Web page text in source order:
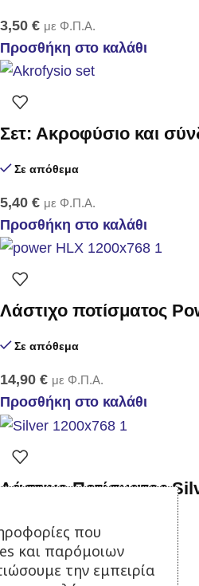
3,50 € με Φ.Π.Α.
Προσθήκη στο καλάθι
Σετ: Ακροφύσιο και
Σε απόθεμα
5,40 € με Φ.Π.Α.
Προσθήκη στο καλάθι
Λάστιχο ποτίσματος
Σε απόθεμα
14,90 € με Φ.Π.Α.
Προσθήκη στο καλάθι
Λάστιχο Ποτίσματος
Σε απόθεμα
26,90 € με Φ.Π.Α.
Προσθήκη στο καλάθι
που
και παρόμοιων
την εμπειρία